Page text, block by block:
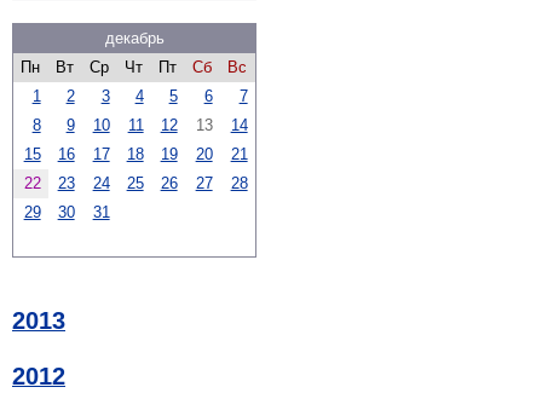
декабрь
Пн
Вт Ср Чт Пт Сб
Вс
1
2 3 4 5 6
7
8
9 10 11 12 13
14
15
16 17 18 19 20
21
22
23 24 25 26 27
28
29
30 31
2013
2012